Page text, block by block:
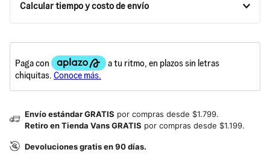
Calcular tiempo y costo de envío
Envío estándar GRATIS por compras desde $1.799.
Retiro en Tienda Vans GRATIS por compras desde $1.199.
Devoluciones gratis en 90 días.